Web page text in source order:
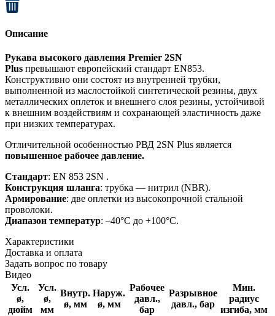
Описание
Рукава высокого давления Premier 2SN
Plus превышают европейский стандарт EN853.
Конструктивно они состоят из внутренней трубки,
выполненной из маслостойкой синтетической резины, двух
металлических оплеток и внешнего слоя резины, устойчивой
к внешним воздействиям и сохранающей эластичность даже
при низких температурах.
Отличительной особенностью РВД 2SN Plus является
повышенное рабочее давление.
Стандарт: EN 853 2SN .
Конструкция шланга: трубка — нитрил (NBR).
Армирование: две оплетки из высокопрочной стальной
проволоки.
Диапазон температур: –40°C до +100°C.
Характеристики
Доставка и оплата
Задать вопрос по товару
Видео
Усл.
ø,
дюйм
Усл.
ø,
мм
Внутр.
ø, мм
Наруж.
ø, мм
Рабочее
давл.,
бар
Разрывное
давл., бар
Мин.
радиус
изгиба, мм